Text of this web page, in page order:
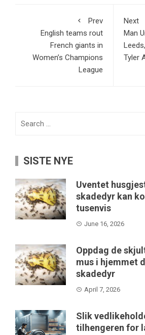
Prev
English teams rout
French giants in
Women’s Champions
League
Next
Man
Tyler
SISTE NYE
Uventet
skadedyr kan
tusenvis
June 16, 2026
Oppdag de
mus i hjemmet
skadedyr
April 7, 2026
Slik
tilhengeren for